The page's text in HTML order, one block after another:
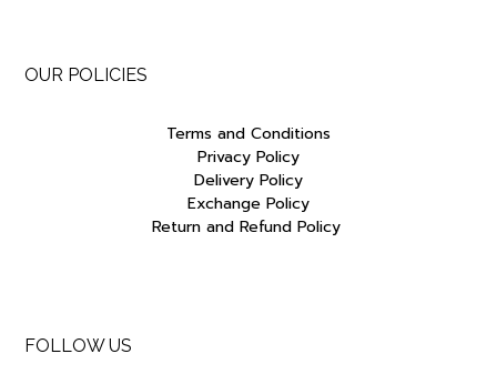
OUR POLICIES
Terms and Conditions
Privacy Policy
Delivery Policy
Exchange Policy
Return and Refund Policy
FOLLOW US